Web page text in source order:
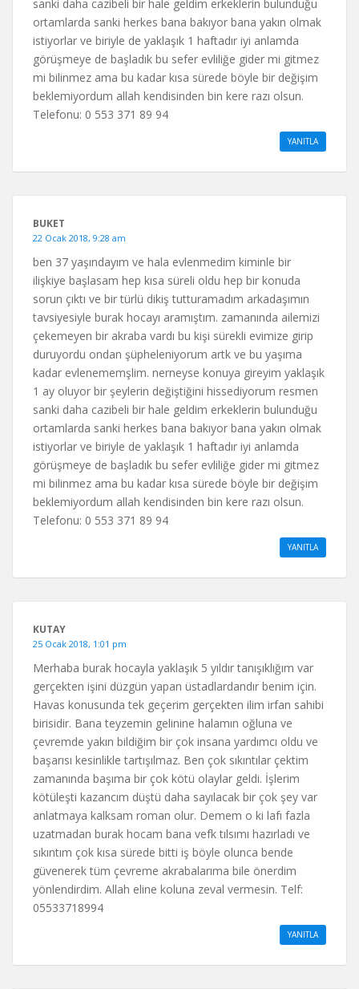
sanki daha cazibeli bir hale geldim erkeklerin bulunduğu
ortamlarda sanki herkes bana bakıyor bana yakın olmak
istiyorlar ve biriyle de yaklaşık 1 haftadır iyi anlamda
görüşmeye de başladık bu sefer evliliğe gider mi gitmez
mi bilinmez ama bu kadar kısa sürede böyle bir değişim
beklemiyordum allah kendisinden bin kere razı olsun.
Telefonu: 0 553 371 89 94
YANITLA
BUKET
22 Ocak 2018, 9:28 am
ben 37 yaşındayım ve hala evlenmedim kiminle bir
ilişkiye başlasam hep kısa süreli oldu hep bir konuda
sorun çıktı ve bir türlü dikiş tutturamadım arkadaşımın
tavsiyesiyle burak hocayı aramıştım. zamanında ailemizi
çekemeyen bir akraba vardı bu kişi sürekli evimize girip
duruyordu ondan şüpheleniyorum artk ve bu yaşıma
kadar evlenememşlim. nerneyse konuya gireyim yaklaşık
1 ay oluyor bir şeylerin değiştiğini hissediyorum resmen
sanki daha cazibeli bir hale geldim erkeklerin bulunduğu
ortamlarda sanki herkes bana bakıyor bana yakın olmak
istiyorlar ve biriyle de yaklaşık 1 haftadır iyi anlamda
görüşmeye de başladık bu sefer evliliğe gider mi gitmez
mi bilinmez ama bu kadar kısa sürede böyle bir değişim
beklemiyordum allah kendisinden bin kere razı olsun.
Telefonu: 0 553 371 89 94
YANITLA
KUTAY
25 Ocak 2018, 1:01 pm
Merhaba burak hocayla yaklaşık 5 yıldır tanışıklığım var
gerçekten işini düzgün yapan üstadlardandır benim için.
Havas konusunda tek geçerim gerçekten ilim irfan sahibi
birisidir. Bana teyzemin gelinine halamın oğluna ve
çevremde yakın bildiğim bir çok insana yardımcı oldu ve
başarısı kesinlikle tartışılmaz. Ben çok sıkıntılar çektim
zamanında başıma bir çok kötü olaylar geldi. İşlerim
kötüleşti kazancım düştü daha sayılacak bir çok şey var
anlatmaya kalksam roman olur. Demem o ki lafı fazla
uzatmadan burak hocam bana vefk tılsımı hazırladı ve
sıkıntım çok kısa sürede bitti iş böyle olunca bende
güvenerek tüm çevreme akrabalarıma bile önerdim
yönlendirdim. Allah eline koluna zeval vermesin. Telf:
05533718994
YANITLA